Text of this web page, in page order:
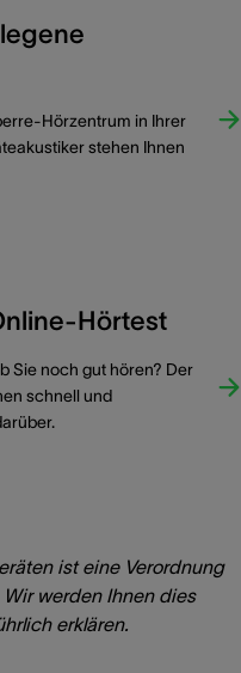
Hörzentrum in Ihrer
stehen Ihnen
Hörtest
Sie noch gut hören? Der
schnell und
ist eine Verordnung
werden Ihnen dies
erklären.